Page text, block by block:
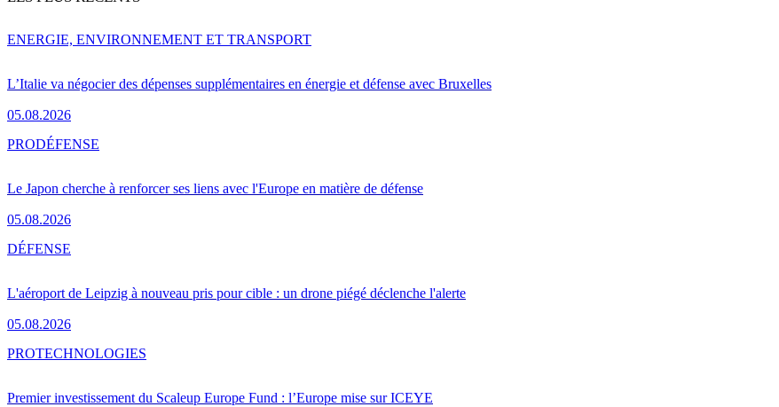
L’Italie va négocier des dépenses supplémentaires en énergie et défense avec Bruxelles
05.08.2026
ENERGIE, ENVIRONNEMENT ET TRANSPORT
Le Japon cherche à renforcer ses liens avec l'Europe en matière de défense
05.08.2026
PRODÉFENSE
L'aéroport de Leipzig à nouveau pris pour cible : un drone piégé déclenche l'alerte
05.08.2026
DÉFENSE
Premier investissement du Scaleup Europe Fund : l’Europe mise sur ICEYE
PROTECHNOLOGIES